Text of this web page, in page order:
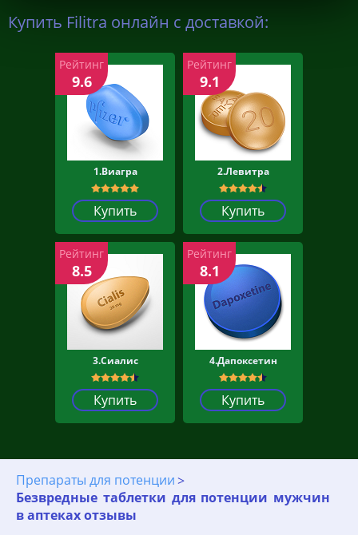
Купить Filitra онлайн с доставкой:
1.Виагра
Купить
Рейтинг
9.6
2.Левитра
Купить
Рейтинг
9.1
3.Сиалис
Купить
Рейтинг
8.5
4.Дапоксетин
Купить
Рейтинг
8.1
Препараты для потенции
Безвредные таблетки для потенции мужчин
в аптеках отзывы